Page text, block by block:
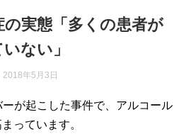
実態「多くの患者が
ない」
2018年5月3日
が起こした事件で、アルコール
っています。